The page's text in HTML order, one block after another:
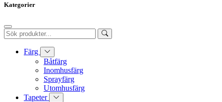
Kategorier
Färg
Båtfärg
Inomhusfärg
Sprayfärg
Utomhusfärg
Tapeter